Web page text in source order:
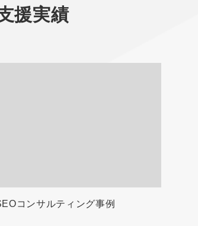
援実績
コンサルティング事例